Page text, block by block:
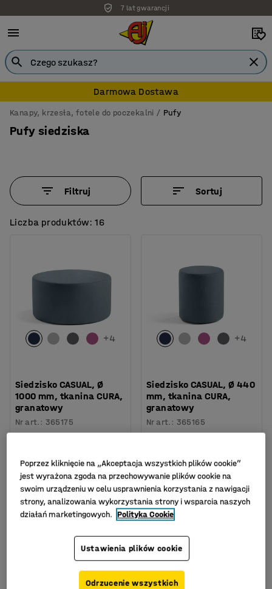
7 lat gwarancji
Darmowa Dostawa
Kanapy, krzesła, fotele do poczekalni Pufy
Pufy siedziska
Filtruj Sortuj
Liczba produktów: 16
+4
Siedzisko CASUAL, Ø
1000 mm, tkanina CURA,
granatowy
Nr art. : 365175
Netto (bez VAT)
+4
Siedzisko CASUAL, Ø 440
mm, tkanina CURA,
granatowy
Nr art. : 365165
Netto (bez VAT)
+4
Poprzez kliknięcie na „Akceptacja wszystkich plików cookie”
jest wyrażona zgoda na przechowywanie plików cookie na
swoim urządzeniu w celu usprawnienia korzystania z nawigacji
strony, analizowania wykorzystania strony i wsparcia naszych
działań marketingowych. Polityka Cookie
Ustawienia plików cookie
Odrzucenie wszystkich